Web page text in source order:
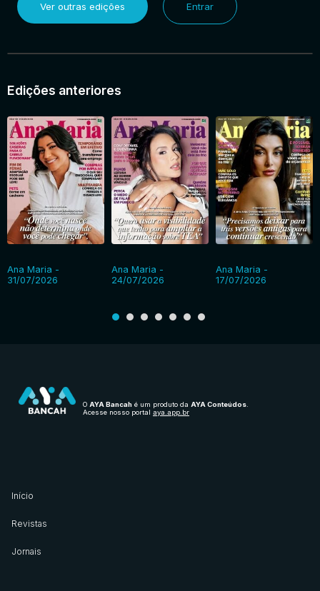
Ver outras edições Entrar
Edições anteriores
Ana Maria -
31/07/2026
Ana Maria -
24/07/2026
Ana Maria -
17/07/2026
O AYA Bancah é um produto da AYA Conteúdos
Acesse nosso portal aya.app.br
Início
Revistas
Jornais